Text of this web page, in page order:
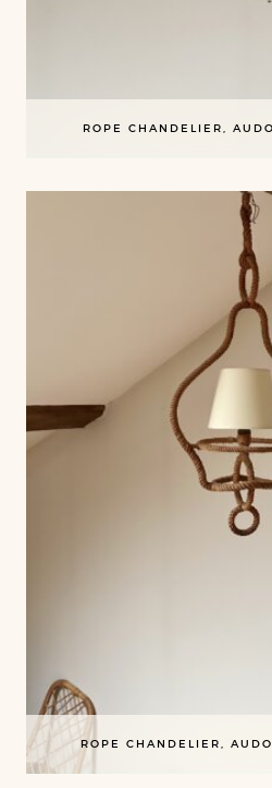
ROPE CHANDELIER,
ROPE CHANDELIER,